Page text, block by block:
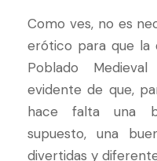
Como ves, no es
erótico para que la
Poblado
evidente de que,
hace falta una
supuesto, una
divertidas y